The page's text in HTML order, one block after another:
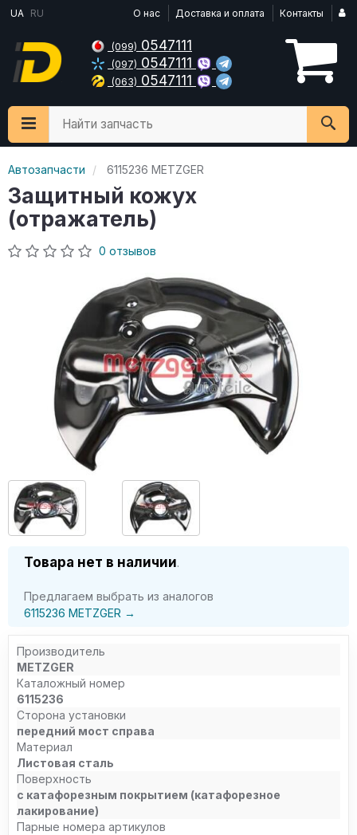
UA RU О нас Доставка и оплата Контакты
(099) 0547111
(097) 0547111
(063) 0547111
Найти запчасть
Автозапчасти 6115236 METZGER
Защитный кожух
(отражатель)
0 отзывов
Товара нет в наличии.
Предлагаем выбрать из аналогов
6115236 METZGER →
Производитель
METZGER
Каталожный номер
6115236
Сторона установки
передний мост справа
Материал
Листовая сталь
Поверхность
с катафорезным покрытием (катафорезное
лакирование)
Парные номера артикулов